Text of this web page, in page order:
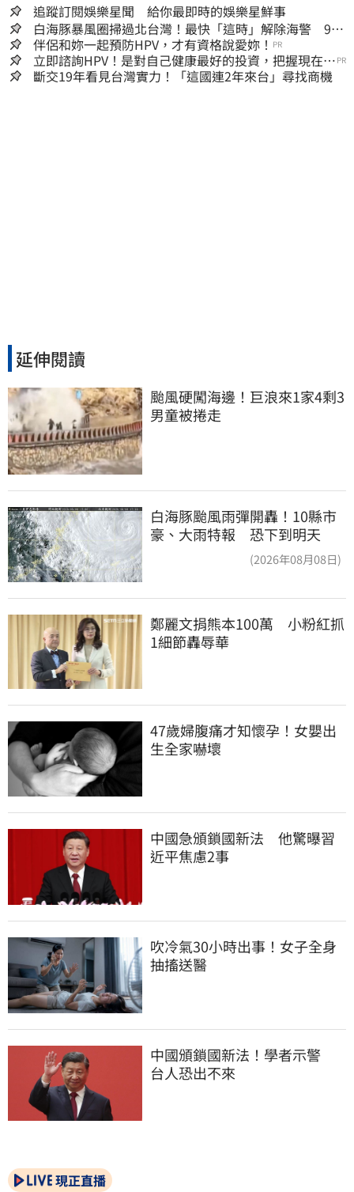
追蹤訂閱娛樂星聞 給你最即時的娛樂星鮮事
白海豚暴風圈掃過北台灣！最快「這時」解除海警 9日
停班停課一覽
伴侶和妳一起預防HPV，才有資格說愛妳！ PR
立即諮詢HPV！是對自己健康最好的投資，把握現在不
嫌晚！
PR
斷交19年看見台灣實力！「這國連2年來台」尋找商機
延伸閱讀
颱風硬闖海邊！巨浪來1家4剩3
男童被捲走
白海豚颱風雨彈開轟！10縣市
豪、大雨特報 恐下到明天
(2026年08月08日)
鄭麗文捐熊本100萬　小粉紅抓
1細節轟辱華
47歲婦腹痛才知懷孕！女嬰出
生全家嚇壞
中國急頒鎖國新法　他驚曝習
近平焦慮2事
吹冷氣30小時出事！女子全身
抽搐送醫
中國頒鎖國新法！學者示警
台人恐出不來
現正直播